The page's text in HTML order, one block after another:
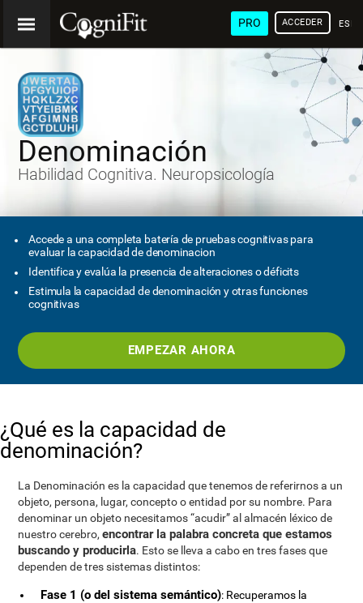
PRO ACCEDER
Denominación
Habilidad Cognitiva. Neuropsicología
Accede a una completa batería de pruebas cognitivas para
evaluar la capacidad de denominacion
Identifica y evalúa la presencia de alteraciones o déficits
Estimula la capacidad de denominación y otras funciones
cognitivas
EMPEZAR AHORA
¿Qué es la capacidad de
denominación?
La Denominación es la capacidad que tenemos de referirnos a un
objeto, persona, lugar, concepto o entidad por su nombre. Para
denominar un objeto necesitamos “acudir” al almacén léxico de
nuestro cerebro,encontrar la palabra concreta que estamos
buscando y producirla. Esto se lleva a cabo en tres fases que
dependen de tres sistemas distintos:
Fase 1 (o del sistema semántico): Recuperamos la